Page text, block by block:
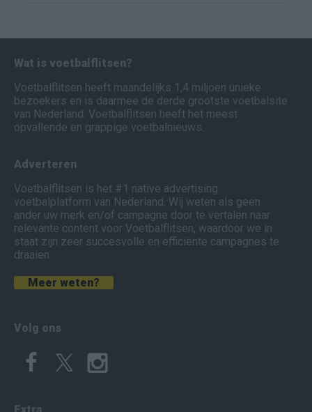
Wat is voetbalflitsen?
Voetbalflitsen heeft maandelijks 1,4 miljoen unieke
bezoekers en is daarmee de derde grootste voetbalsite
van Nederland. Voetbalflitsen heeft het meest
opvallende en grappige voetbalnieuws.
Adverteren
Voetbalflitsen is het #1 native advertising
voetbalplatform van Nederland. Wij weten als geen
ander uw merk en/of campagne door te vertalen naar
relevante content voor Voetbalflitsen, waardoor we in
staat zijn zeer succesvolle en efficiënte campagnes te
draaien.
Meer weten?
Volg ons